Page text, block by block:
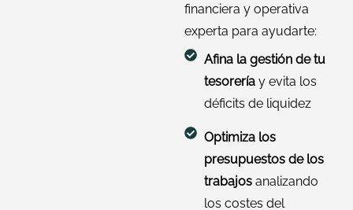
financiera y operativa
experta para ayudarte:
Afina la gestión de tu
tesorería y evita los
déficits de liquidez
Optimiza los
presupuestos de los
trabajos analizando
los costes del